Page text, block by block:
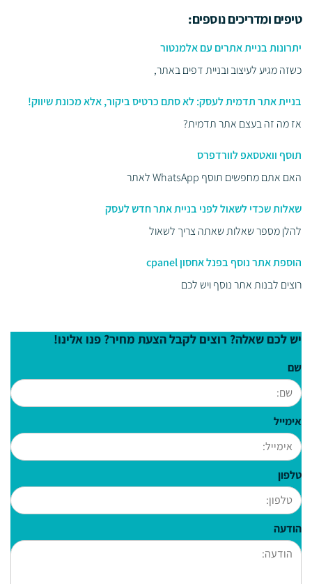
טיפים ומדריכים נוספים:
יתרונות בניית אתרים עם אלמנטור
כשזה מגיע לעיצוב ובניית דפים באתר,
בניית אתר תדמית לעסק: לא סתם כרטיס ביקור, אלא מכונת שיווק!
אז מה זה בעצם אתר תדמית?
תוסף וואטסאפ לוורדפרס
האם אתם מחפשים תוסף WhatsApp לאתר
שאלות שכדי לשאול לפני בניית אתר חדש לעסק
להלן מספר שאלות שאתה צריך לשאול
הוספת אתר נוסף בפנל אחסון cpanel
רוצים לבנות אתר נוסף ויש לכם
יש לכם שאלה? רוצים לקבל הצעת מחיר? פנו אלינו!
שם
אימייל
טלפון
הודעה